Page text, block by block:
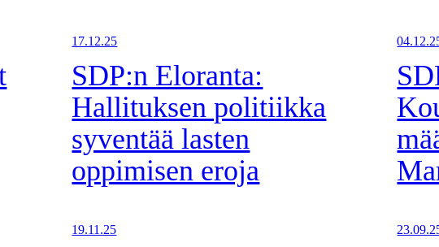
17.12.25
SDP:n Eloranta:
Hallituksen politiikka
syventää lasten
oppimisen eroja
19.11.25